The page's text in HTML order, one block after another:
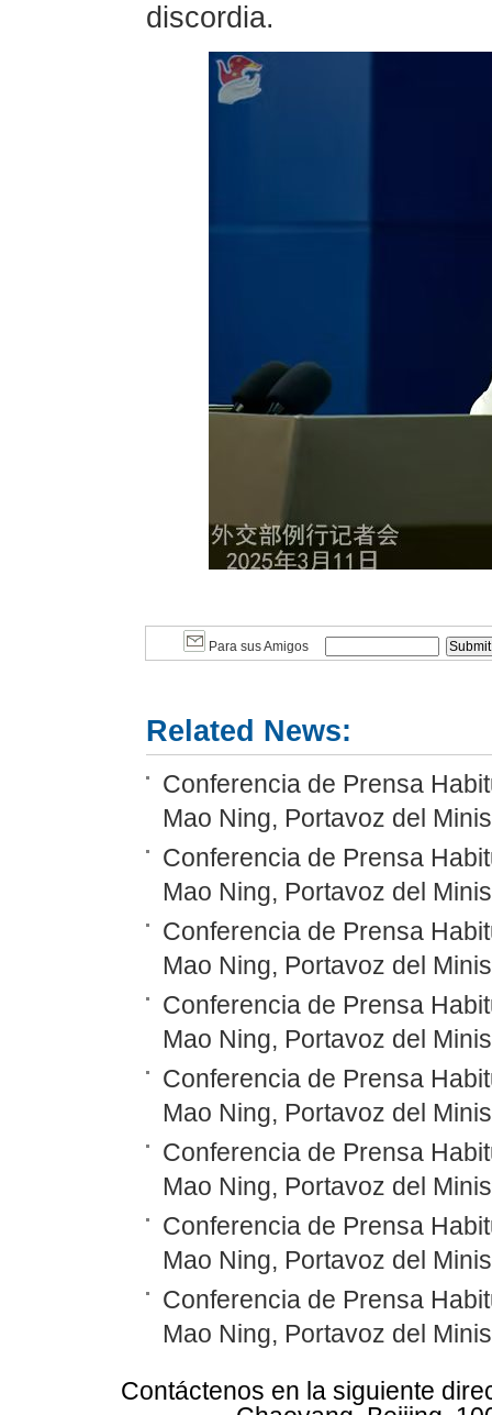
discordia.
Para sus Amigos
Related News:
Conferencia de Prensa
Mao Ning, Portavoz del
Conferencia de Prensa
Mao Ning, Portavoz del
Conferencia de Prensa
Mao Ning, Portavoz del
Conferencia de Prensa
Mao Ning, Portavoz del
Conferencia de Prensa
Mao Ning, Portavoz del
Conferencia de Prensa
Mao Ning, Portavoz del
Conferencia de Prensa
Mao Ning, Portavoz del
Conferencia de Prensa
Mao Ning, Portavoz del
Contáctenos en la siguiente